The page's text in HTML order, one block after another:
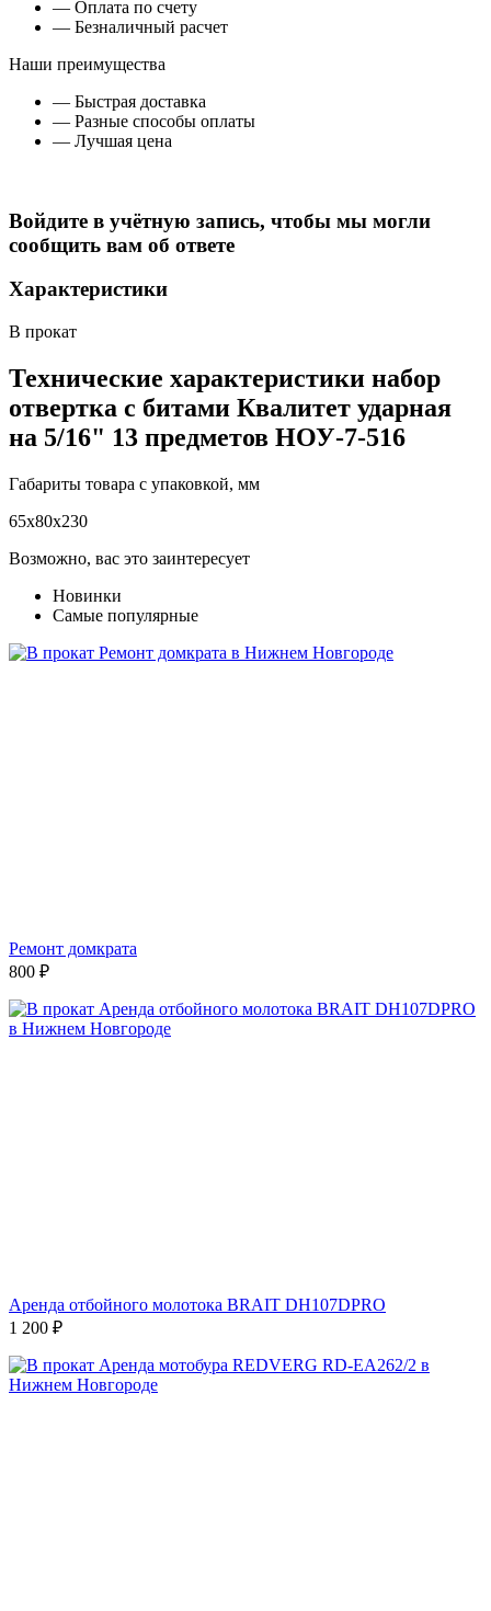
— Оплата по счету
— Безналичный расчет
Наши преимущества
— Быстрая доставка
— Разные способы оплаты
— Лучшая цена
Войдите в учётную запись, чтобы мы могли
сообщить вам об ответе
Характеристики
В прокат
Технические характеристики набор
отвертка с битами Квалитет ударная
на 5/16" 13 предметов НОУ-7-516
Габариты товара с упаковкой, мм
65х80х230
Возможно, вас это заинтересует
Новинки
Самые популярные
Ремонт домкрата
800 ₽
Аренда отбойного молотока BRAIT DH107DPRO
1 200 ₽